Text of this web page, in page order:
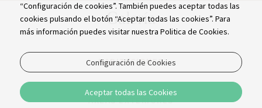
Galería
HABITACIONES
AREAS EXTERIORES
“Configuración de cookies”. También puedes aceptar todas las
cookies pulsando el botón “Aceptar todas las cookies”. Para
más información puedes visitar nuestra Politica de Cookies.
Configuración de Cookies
Aceptar todas las Cookies